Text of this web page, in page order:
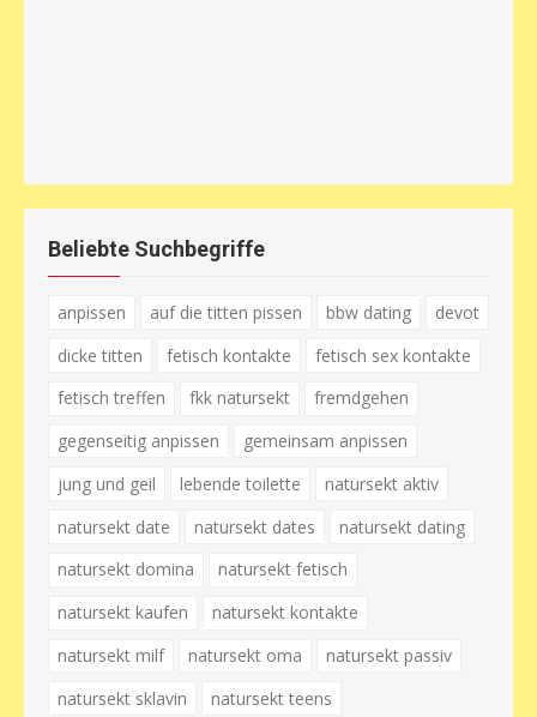
Beliebte Suchbegriffe
anpissen auf die titten pissen bbw dating
devot
dicke titten
fetisch kontakte
fetisch sex kontakte
fetisch treffen
fkk natursekt
fremdgehen
gegenseitig anpissen
gemeinsam anpissen
jung und geil
lebende toilette
natursekt aktiv
natursekt date
natursekt dates
natursekt dating
natursekt domina
natursekt fetisch
natursekt kaufen
natursekt kontakte
natursekt milf
natursekt oma
natursekt passiv
natursekt sklavin
natursekt teens